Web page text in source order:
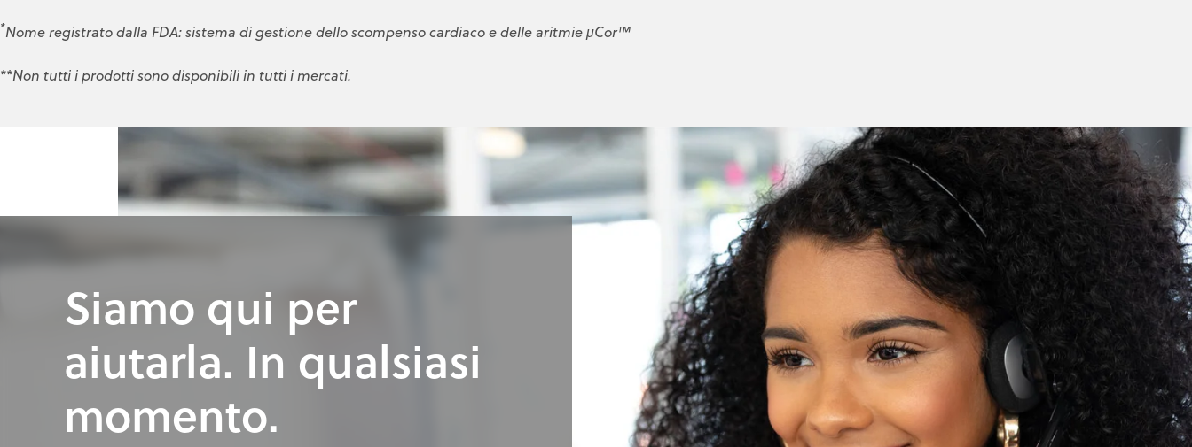
*Nome registrato dalla FDA: sistema di gestione dello scompenso cardiaco e delle aritmie μCor™
**Non tutti i prodotti sono disponibili in tutti i mercati.
Siamo qui per
aiutarla. In qualsiasi
momento.